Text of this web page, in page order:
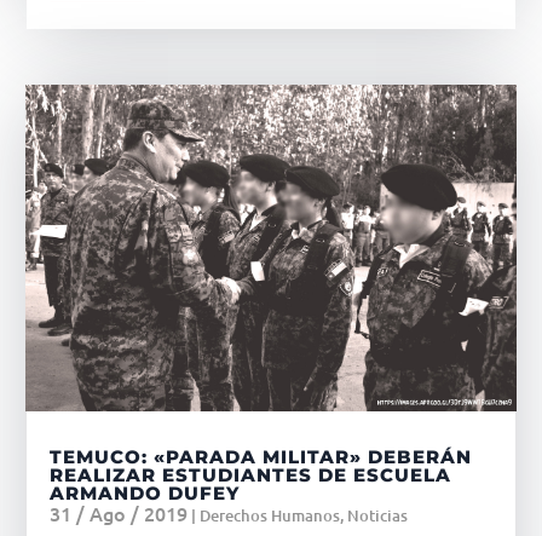
TEMUCO: «PARADA MILITAR» DEBERÁN
REALIZAR ESTUDIANTES DE ESCUELA
ARMANDO DUFEY
31 / Ago / 2019 | Derechos Humanos, Noticias